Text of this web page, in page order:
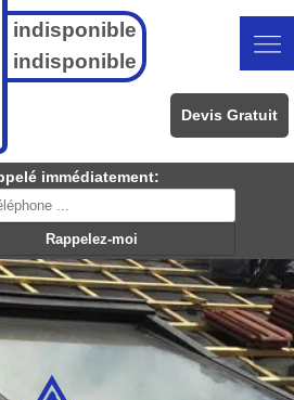
indisponible
indisponible
Devis Gratuit
immédiatement: